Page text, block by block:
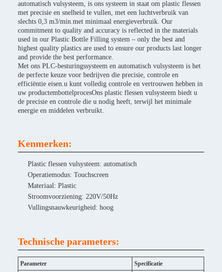
automatisch vulsysteem, is ons systeem in staat om plastic flessen
met precisie en snelheid te vullen, met een luchtverbruik van
slechts 0,3 m3/min.met minimaal energieverbruik. Our
commitment to quality and accuracy is reflected in the materials
used in our Plastic Bottle Filling system – only the best and
highest quality plastics are used to ensure our products last longer
and provide the best performance.
Met ons PLC-besturingssysteem en automatisch vulsysteem is het
de perfecte keuze voor bedrijven die precisie, controle en
efficiëntie eisen.u kunt volledig controle en vertrouwen hebben in
uw productembottelprocesOns plastic flessen vulsysteem biedt u
de precisie en controle die u nodig heeft, terwijl het minimale
energie en middelen verbruikt.
Kenmerken:
Plastic flessen vulsysteem: automatisch
Operatiemodus: Touchscreen
Materiaal: Plastic
Stroomvoorziening: 220V/50Hz
Vullingsnauwkeurigheid: hoog
Technische parameters:
Parameter
Specificatie